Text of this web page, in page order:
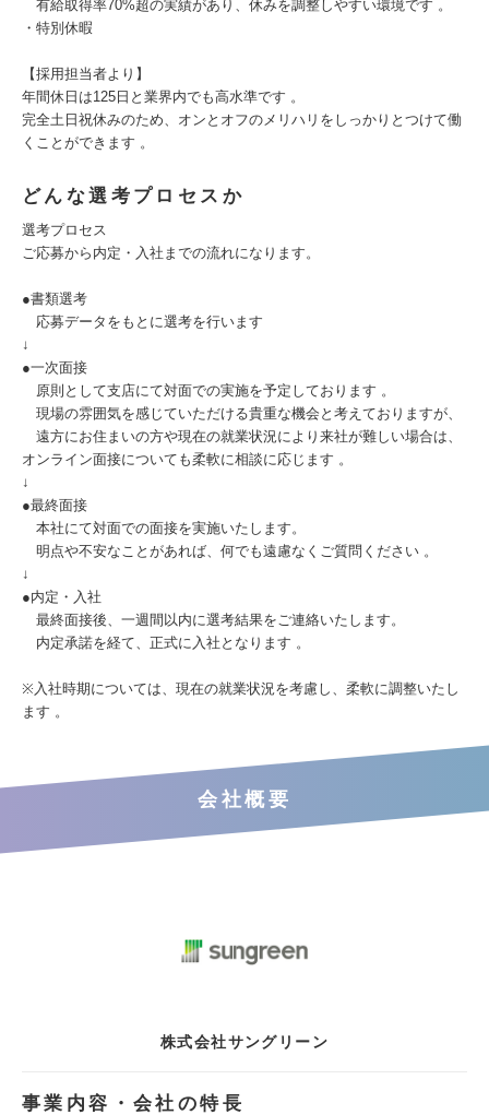
有給取得率70%超の実績があり、休みを調整しやすい環境です 。
・特別休暇
【採用担当者より】
年間休日は125日と業界内でも高水準です 。
完全土日祝休みのため、オンとオフのメリハリをしっかりとつけて働
くことができます 。
どんな選考プロセスか
選考プロセス
ご応募から内定・入社までの流れになります。
●書類選考
応募データをもとに選考を行います
↓
●一次面接
原則として支店にて対面での実施を予定しております 。
現場の雰囲気を感じていただける貴重な機会と考えておりますが、
遠方にお住まいの方や現在の就業状況により来社が難しい場合は、
オンライン面接についても柔軟に相談に応じます 。
↓
●最終面接
本社にて対面での面接を実施いたします。
明点や不安なことがあれば、何でも遠慮なくご質問ください 。
↓
●内定・入社
最終面接後、一週間以内に選考結果をご連絡いたします。
内定承諾を経て、正式に入社となります 。
※入社時期については、現在の就業状況を考慮し、柔軟に調整いたし
ます 。
会社概要
株式会社サングリーン
事業内容・会社の特長